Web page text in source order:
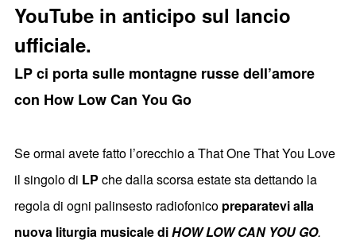
YouTube in anticipo sul lancio
ufficiale.
LP ci porta sulle montagne russe dell’amore
con How Low Can You Go
Se ormai avete fatto l’orecchio a That One That You Love
il singolo di LP che dalla scorsa estate sta dettando la
regola di ogni palinsesto radiofonico preparatevi alla
nuova liturgia musicale diHOW LOW CAN YOU GO.